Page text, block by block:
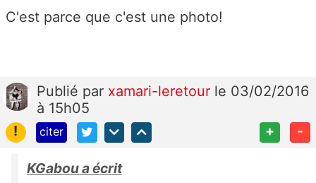
C'est parce que c'est une photo!
Publié par xamari-leretour le 03/02/2016
à 15h05
!
citer + -
KGabou a écrit